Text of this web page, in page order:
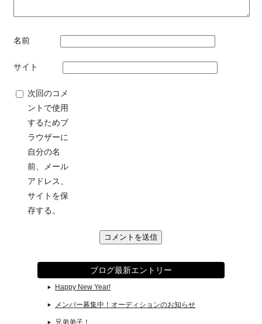
名前
サイト
次回のコメ
ントで使用
するためブ
ラウザーに
自分の名
前、メール
アドレス、
サイトを保
存する。
ブログ最新エントリー
Happy New Year!
メンバー募集中！オーディションのお知らせ